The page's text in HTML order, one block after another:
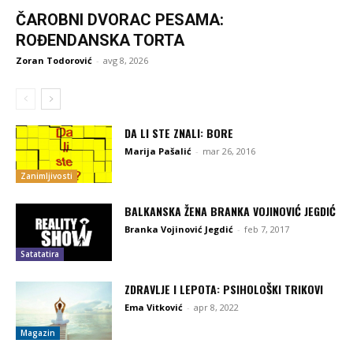
ČAROBNI DVORAC PESAMA:
ROĐENDANSKA TORTA
Zoran Todorović - avg 8, 2026
Zanimljivosti
DA LI STE ZNALI: BORE
Marija Pašalić - mar 26, 2016
Satatatira
BALKANSKA ŽENA BRANKA VOJINOVIĆ JEGDIĆ
Branka Vojinović Jegdić - feb 7, 2017
Magazin
ZDRAVLJE I LEPOTA: PSIHOLOŠKI TRIKOVI
Ema Vitković - apr 8, 2022